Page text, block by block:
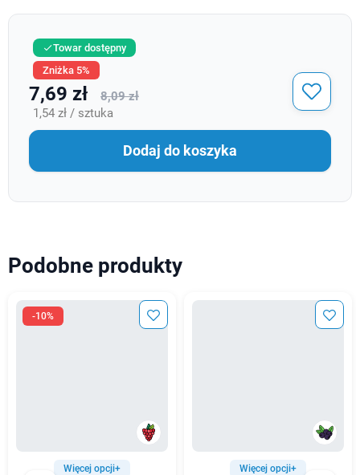
Towar dostępny
Zniżka 5%
7,69 zł
8,09 zł
1,54 zł / sztuka
Dodaj do koszyka
Podobne produkty
-10%
Więcej opcji+ Więcej opcji+